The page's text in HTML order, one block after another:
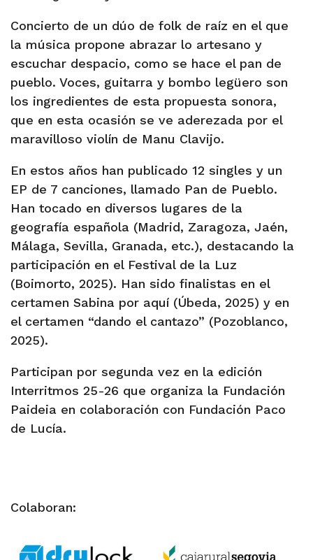
Concierto de un dúo de folk de raíz en el que
la música propone abrazar lo artesano y
escuchar despacio, como se hace el pan de
pueblo. Voces, guitarra y bombo legüero son
los ingredientes de esta propuesta sonora,
que en esta ocasión se ve aderezada por el
maravilloso violín de Manu Clavijo.
En estos años han publicado 12 singles y un
EP de 7 canciones, llamado Pan de Pueblo.
Han tocado en diversos lugares de la
geografía española (Madrid, Zaragoza, Jaén,
Málaga, Sevilla, Granada, etc.), destacando la
participación en el Festival de la Luz
(Boimorto, 2025). Han sido finalistas en el
certamen Sabina por aquí (Úbeda, 2025) y en
el certamen “dando el cantazo” (Pozoblanco,
2025).
Participan por segunda vez en la edición
Interritmos 25-26 que organiza la Fundación
Paideia en colaboración con Fundación Paco
de Lucía.
Colaboran: